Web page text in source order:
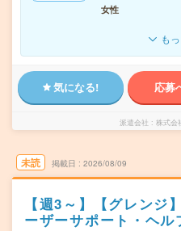
女性
も
気になる! 応募
派遣会社 株式会
未読 掲載日 2026/08/09
【週3～】【グレンジ
ーザーサポート・ヘル